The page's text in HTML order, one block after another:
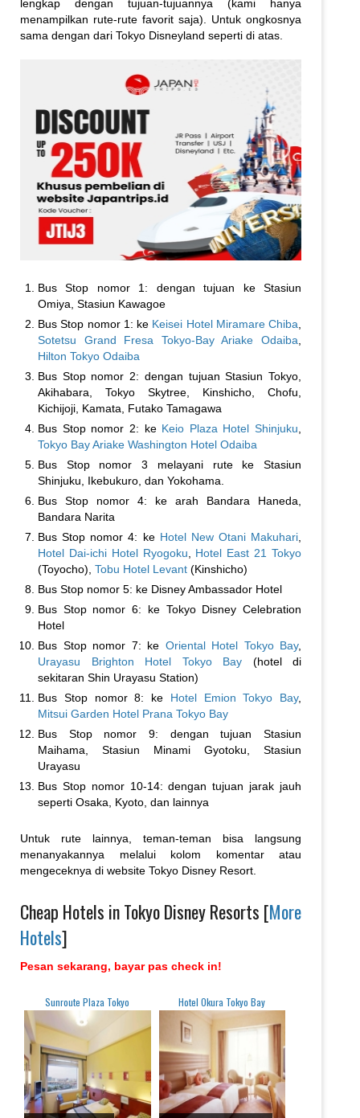
lengkap dengan tujuan-tujuannya (kami hanya
menampilkan rute-rute favorit saja). Untuk ongkosnya
sama dengan dari Tokyo Disneyland seperti di atas.
Bus Stop nomor 1: dengan tujuan ke Stasiun
Omiya, Stasiun Kawagoe
Bus Stop nomor 1: ke Keisei Hotel Miramare Chiba
Sotetsu Grand Fresa Tokyo-Bay Ariake Odaiba
Hilton Tokyo Odaiba
Bus Stop nomor 2: dengan tujuan Stasiun Tokyo,
Akihabara, Tokyo Skytree, Kinshicho, Chofu,
Kichijoji, Kamata, Futako Tamagawa
Bus Stop nomor 2: ke Keio Plaza Hotel Shinjuku
Tokyo Bay Ariake Washington Hotel Odaiba
Bus Stop nomor 3 melayani rute ke Stasiun
Shinjuku, Ikebukuro, dan Yokohama.
Bus Stop nomor 4: ke arah Bandara Haneda,
Bandara Narita
Bus Stop nomor 4: ke Hotel New Otani Makuhari
Hotel Dai-ichi Hotel Ryogoku
Hotel East 21 Tokyo
(Toyocho), Tobu Hotel Levant (Kinshicho)
Bus Stop nomor 5: ke Disney Ambassador Hotel
Bus Stop nomor 6: ke Tokyo Disney Celebration
Hotel
Bus Stop nomor 7: ke Oriental Hotel Tokyo Bay,
Urayasu Brighton Hotel Tokyo Bay (hotel di
sekitaran Shin Urayasu Station)
Bus Stop nomor 8: ke Hotel Emion Tokyo Bay,
Mitsui Garden Hotel Prana Tokyo Bay
Bus Stop nomor 9: dengan tujuan Stasiun
Maihama, Stasiun Minami Gyotoku, Stasiun
Urayasu
Bus Stop nomor 10-14: dengan tujuan jarak jauh
seperti Osaka, Kyoto, dan lainnya
Untuk rute lainnya, teman-teman bisa langsung
menanyakannya melalui kolom komentar atau
mengeceknya di website Tokyo Disney Resort.
Cheap Hotels in Tokyo Disney Resorts [More
Hotels]
Pesan sekarang, bayar pas check in!
Sunroute Plaza Tokyo Hotel Okura Tokyo Bay